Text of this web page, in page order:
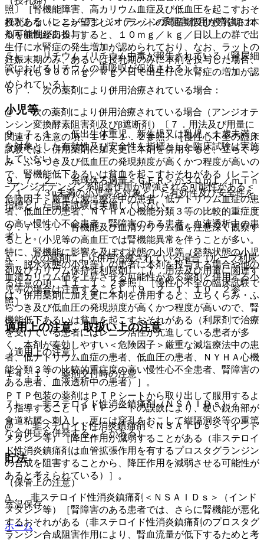
授乳しないことが望ましい（ラットの周産期及び授乳期に本
剤を強制経口投与すると、１０ｍｇ／ｋｇ／日以上の群で出
生仔に水腎症の発生増加が認められており、なお、ラットの
妊娠末期のみ、あるいは授乳期のみに本剤を投与した場合、
いずれも３００ｍｇ／ｋｇ／日で出生仔に水腎症の増加が認
められている）。
小児等
９．７．１． 低出生体重児、新生児又は乳児＜１歳未満＞
を対象とした有効性及び安全性を指標とした臨床試験は実施
していない。
９．７．２． 糸球体ろ過量＜ＧＦＲ＞が３０ｍＬ／ｍｉｎ
／１．７３u未満の小児等を対象とした有効性及び安全性を
指標とした臨床試験は実施していない。
９．７．３． 腎機能及び血清カリウム値を注意深く観察す
ること（小児等の高血圧では腎機能異常を伴うことが多い。
特に、腎機能に影響を及ぼす状態の小児等（発熱状態の小児
等、脱水状態の小児等）の患者に本剤を投与する場合や他の
血清カリウム値を上昇させる可能性がある薬剤と併用する小
児等の場合は注意すること）〔９．２．１、１０．２参
照〕。
適用上の注意、取扱い上の注意
（適用上の注意）
１４．１． 薬剤交付時の注意
ＰＴＰ包装の薬剤はＰＴＰシートから取り出して服用するよ
う指導すること（ＰＴＰシートの誤飲により、硬い鋭角部が
食道粘膜へ刺入し、更には穿孔をおこして縦隔洞炎等の重篤
な合併症を併発することがある）。
貯法
（保管上の注意）
室温保存。
ホーム
照〕［腎機能障害、高カリウム血症及び低血圧を起こすおそ
れがある（レニン−アンジオテンシン系阻害作用が増強され
る可能性がある）］。
５）． リチウム［リチウム中毒が報告されている（腎尿細
管におけるリチウムの再吸収が促進される）］。
６）． 次の薬剤により併用治療されている場合：
@． 次の薬剤により併用治療されている場合（アンジオテ
ンシン変換酵素阻害剤及びβ遮断剤）〔７．用法及び用量に
関連する注意の項、１１．１．２参照〕［慢性心不全の臨床
試験では、併用薬剤に加え更に本剤を併用すると、立ちくら
み・ふらつき及び低血圧の発現頻度が高くかつ程度が高いの
で、腎機能低下あるいは貧血を起こすおそれがある（レニン
−アンジオテンシン系阻害作用が増強される可能性がある＜
危険因子＞厳重な減塩療法中の患者、低ナトリウム血症の患
者、低血圧の患者、ＮＹＨＡ心機能分類３等の比較的重症度
の高い慢性心不全患者、腎障害のある患者、血液透析中の患
者）］。
A． 次の薬剤により併用治療されている場合（ループ利尿
剤及びカリウム保持性利尿剤）〔７．用法及び用量に関連す
る注意の項、１１．１．２参照〕［慢性心不全の臨床試験で
は、併用薬剤に加え更に本剤を併用すると、立ちくらみ・ふ
らつき及び低血圧の発現頻度が高くかつ程度が高いので、腎
機能低下あるいは貧血を起こすおそれがある（利尿剤で治療
を受けている患者にはレニン活性が亢進している患者が多
く、本剤が奏効しやすい＜危険因子＞厳重な減塩療法中の患
者、低ナトリウム血症の患者、低血圧の患者、ＮＹＨＡ心機
能分類３等の比較的重症度の高い慢性心不全患者、腎障害の
ある患者、血液透析中の患者）］。
７）． 非ステロイド性消炎鎮痛剤（ＮＳＡＩＤｓ）：
@． 非ステロイド性消炎鎮痛剤＜ＮＳＡＩＤｓ＞（インド
メタシン等）［降圧作用が減弱することがある（非ステロイ
ド性消炎鎮痛剤は血管拡張作用を有するプロスタグランジン
の合成を阻害することから、降圧作用を減弱させる可能性が
あると考えられている）］。
A． 非ステロイド性消炎鎮痛剤＜ＮＳＡＩＤｓ＞（インド
メタシン等）［腎障害のある患者では、さらに腎機能が悪化
するおそれがある（非ステロイド性消炎鎮痛剤のプロスタグ
ランジン合成阻害作用により、腎血流量が低下するためと考